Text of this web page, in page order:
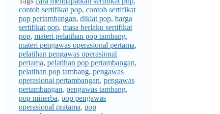
contoh sertifikat pop, contoh sertifikat
pop pertambangan, diklat pop, harga
sertifikat pop, masa berlaku sertifikat
pop, materi pelatihan pop tambang,
materi pengawas operasional pertama,
pelatihan pengawas operasional
pertama, pelatihan pop pertambangan,
pelatihan pop tambang, pengawas
operasional pertambangan, pengawas
pertambangan, pengawas tambang,
pop minerba, pop pengawas
operasional pratama, pop